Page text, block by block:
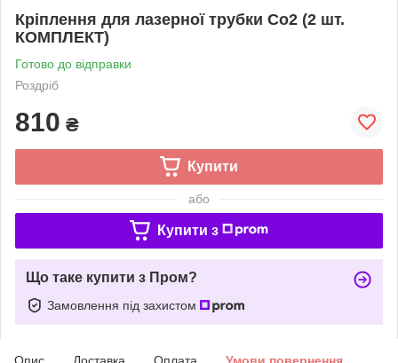
Кріплення для лазерної трубки Co2 (2 шт.
КОМПЛЕКТ)
Готово до відправки
Роздріб
810 ₴
Купити
або
Купити з
Що таке купити з Пром?
Замовлення під захистом
Опис Доставка Оплата Умови повернення